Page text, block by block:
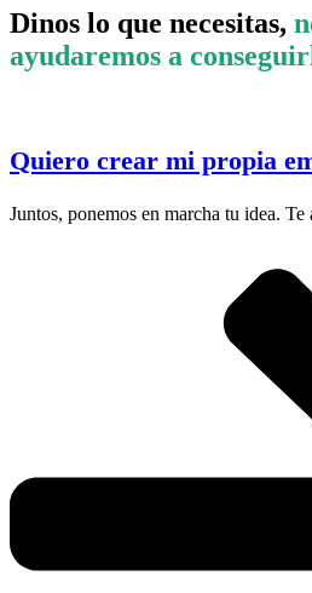
Dinos lo que necesitas,
ayudaremos a
Quiero crear mi propia
Juntos, ponemos en marcha tu idea. Te